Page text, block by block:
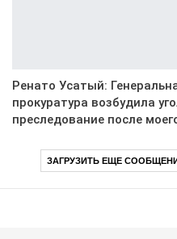
Ренато Усатый:
прокуратура возбудила
преследование после
ЗАГРУЗИТЬ ЕЩЕ